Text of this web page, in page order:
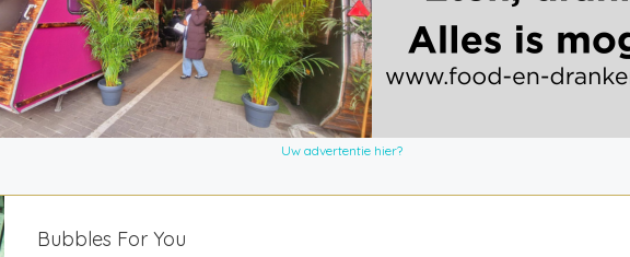
Uw advertentie hier?
Bubbles For You